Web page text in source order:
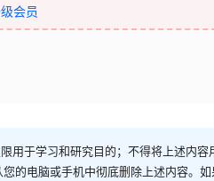
会员
用于学习和研究目的；不得将上述内
电脑或手机中彻底删除上述内容。如